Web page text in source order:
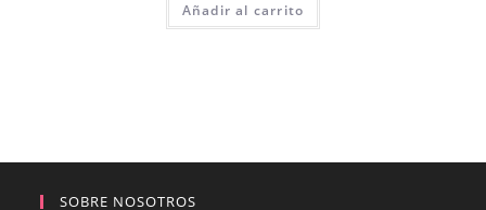
Añadir al carrito
SOBRE NOSOTROS